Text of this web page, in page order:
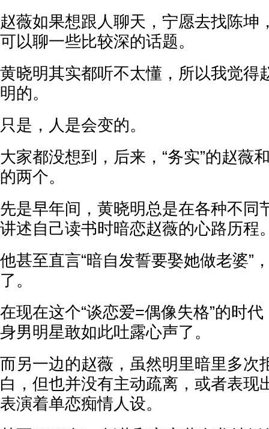
赵薇如果想跟人聊天，宁愿去找陈坤
可以聊一些比较深的话题。
黄晓明其实都听不太懂，所以我觉得
明的。
只是，人是会变的。
大家都没想到，后来，“务实”的赵薇
的两个。
先是早年间，黄晓明总是在各种不同
讲述自己读书时暗恋赵薇的心路历程
他甚至直言“暗自发誓要娶她做老婆”
了。
在现在这个“谈恋爱=偶像失格”的时
身男明星敢如此吐露心声了。
而另一边的赵薇，虽然明里暗里多次
白，但也并没有主动疏离，或者表现
表演着单恋痴情人设。